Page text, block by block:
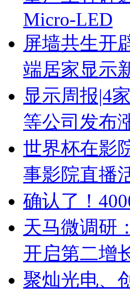
Micro-LED
屏墙共生开
端居家显示
显示周报|4
等公司发布
世界杯在影
事影院直播
确认了！
天马微调研
开启第二增
聚灿光电、